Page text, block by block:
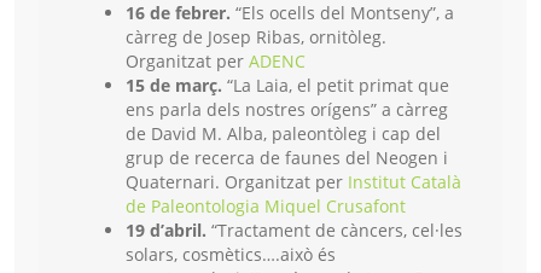
16 de febrer. “Els ocells del Montseny”, a
càrreg de Josep Ribas, ornitòleg.
Organitzat per ADENC
15 de març. “La Laia, el petit primat que
ens parla dels nostres orígens” a càrreg
de David M. Alba, paleontòleg i cap del
grup de recerca de faunes del Neogen i
Quaternari. Organitzat per Institut Català
de Paleontologia Miquel Crusafont
19 d’abril. “Tractament de càncers, cel·les
solars, cosmètics….això és